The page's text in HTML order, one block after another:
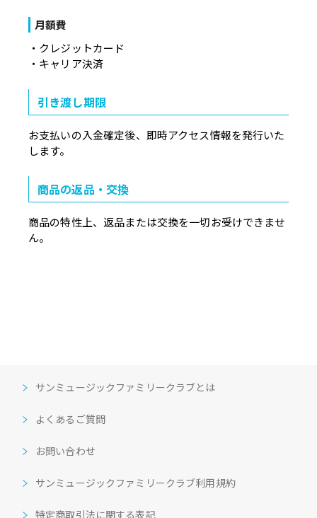
月額費
・クレジットカード
・キャリア決済
引き渡し期限
お支払いの入金確定後、即時アクセス情報を発行いた
します。
商品の返品・交換
商品の特性上、返品または交換を一切お受けできませ
ん。
サンミュージックファミリークラブとは
よくあるご質問
お問い合わせ
サンミュージックファミリークラブ利用規約
特定商取引法に関する表記